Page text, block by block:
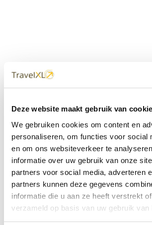
Deze website maakt gebruik van
We gebruiken cookies om content en
personaliseren, om functies voor social
en om ons websiteverkeer te
informatie over uw gebruik van onze
partners voor social media, adverteren
partners kunnen deze gegevens
informatie die u aan ze heeft verstrekt
verzameld op basis van uw gebruik van
dichtbij
Met 60+ verkooppunten in Nederland en
met onze XL Travelcenters, mobiele
TravelXL@Home en deze website altijd
klaar.
• Ontzorgen van A-Z • Onafhankelijk
Bespaar tijd en stress
TravelXLreisbureau's